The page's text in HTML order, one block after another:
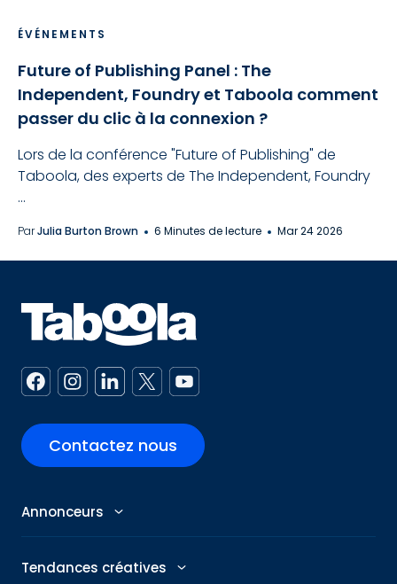
ÉVÉNEMENTS
Future of Publishing Panel : The
Independent, Foundry et Taboola comment
passer du clic à la connexion ?
Lors de la conférence "Future of Publishing" de
Taboola, des experts de The Independent, Foundry
...
ParJulia Burton Brown 6 Minutes de lecture Mar 24 2026
Contactez nous
Annonceurs
Annonceurs
Tendances créatives